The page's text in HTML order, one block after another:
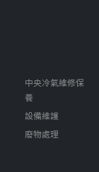
中央冷氣維修保
養
設備維護
廢物處理